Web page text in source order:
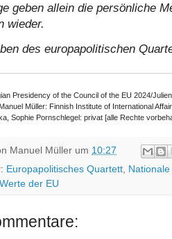
geben allein die persönliche
wieder.
des europapolitischen
Presidency of the Council of the EU 2024/
Müller: Finnish Institute of International
Sophie Pornschlegel: privat [alle Rechte
Manuel Müller um 10:27
Europapolitisches Quartett
Werte der EU